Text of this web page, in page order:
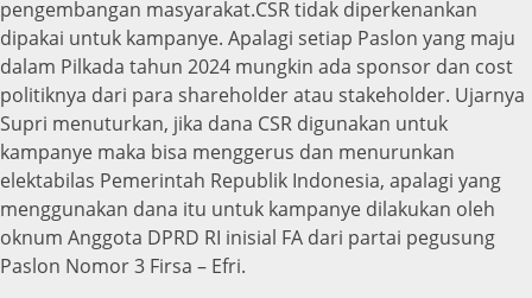
pengembangan masyarakat.CSR tidak diperkenankan
dipakai untuk kampanye. Apalagi setiap Paslon yang maju
dalam Pilkada tahun 2024 mungkin ada sponsor dan cost
politiknya dari para shareholder atau stakeholder. Ujarnya
Supri menuturkan, jika dana CSR digunakan untuk
kampanye maka bisa menggerus dan menurunkan
elektabilas Pemerintah Republik Indonesia, apalagi yang
menggunakan dana itu untuk kampanye dilakukan oleh
oknum Anggota DPRD RI inisial FA dari partai pegusung
Paslon Nomor 3 Firsa – Efri.